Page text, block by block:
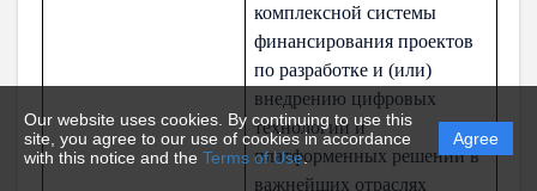
Our website uses cookies. By continuing to use this
site, you agree to our use of cookies in accordance
with this notice and the Terms of Use.
Agree
комплексной системы
финансирования проектов
по разработке и (или)
внедрению цифровых
технологий и
платформенных решений в
важнейших отраслях